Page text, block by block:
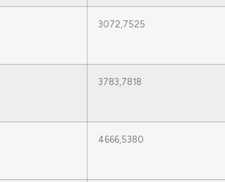
3072,7525
3783,7818
4666,5380